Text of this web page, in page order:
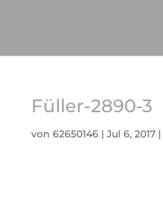
Füller-2890-3
von 62650146| Jul 6, 2017|